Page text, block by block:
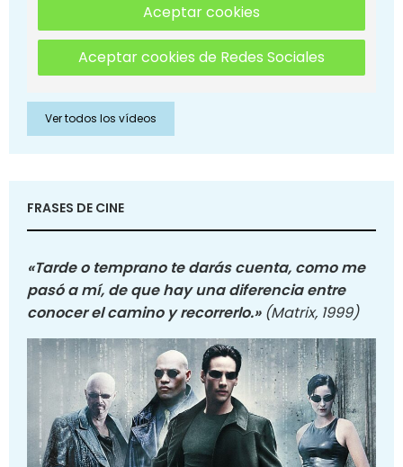
Aceptar cookies
Aceptar cookies de Redes Sociales
Ver todos los vídeos
FRASES DE CINE
«Tarde o temprano te darás cuenta, como me
pasó a mí, de que hay una diferencia entre
conocer el camino y recorrerlo.» (Matrix, 1999)